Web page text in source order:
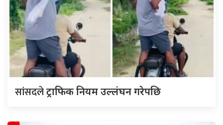
सांसदलेट्राफिक नियम उल्लंघन गरेपछि